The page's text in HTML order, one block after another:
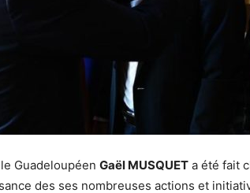
Guadeloupéen Gaël MUSQUET a été fait
des ses nombreuses actions et